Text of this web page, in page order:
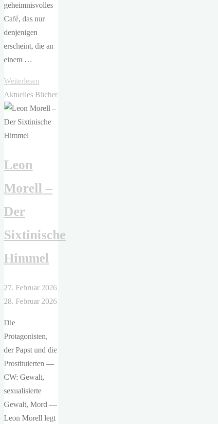
geheimnisvolles
Café, das nur
denjenigen
erscheint, die an
einem …
Weiterlesen
Mochizuki
–
Weihnachten
Aktuelles Bücher
Leon
Morell –
Der
Sixtinische
Himmel
27. Februar 2026
28. Februar 2026
Die
Protagonisten,
der Papst und die
Prostituierten —
CW: Gewalt,
sexualisierte
Gewalt, Mord —
Leon Morell legt